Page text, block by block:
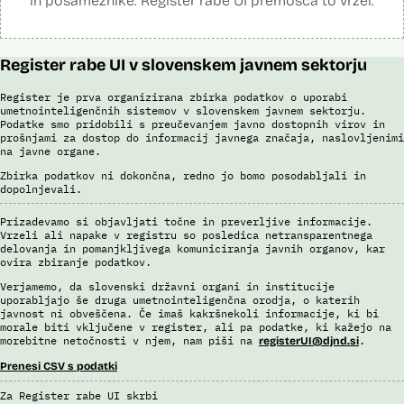
Brošura 60 let informacijsko telekomunikacijskega sistema policije
Odgovor na zahtevo za dostop do informacij javnega značaja
Register rabe UI v slovenskem javnem sektorju
Register je prva organizirana zbirka podatkov o uporabi
umetnointeligenčnih sistemov v slovenskem javnem sektorju.
Podatke smo pridobili s preučevanjem javno dostopnih virov in
prošnjami za dostop do informacij javnega značaja, naslovljenimi
na javne organe.
Zbirka podatkov ni dokončna, redno jo bomo posodabljali in
dopolnjevali.
Prizadevamo si objavljati točne in preverljive informacije.
Vrzeli ali napake v registru so posledica netransparentnega
delovanja in pomanjkljivega komuniciranja javnih organov, kar
ovira zbiranje podatkov.
Verjamemo, da slovenski državni organi in institucije
uporabljajo še druga umetnointeligenčna orodja, o katerih
javnost ni obveščena. Če imaš kakršnekoli informacije, ki bi
morale biti vključene v register, ali pa podatke, ki kažejo na
morebitne netočnosti v njem, nam piši na registerUI@djnd.si.
Prenesi CSV s podatki
Za Register rabe UI skrbi